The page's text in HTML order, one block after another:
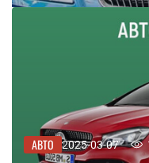
АВТО 2025-03-07